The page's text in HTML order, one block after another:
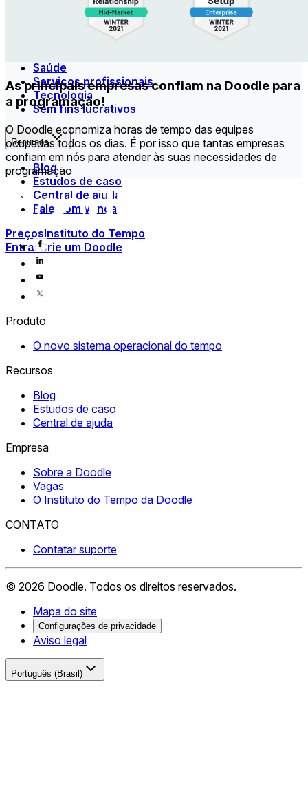
Saúde
Serviços profissionais
Tecnologia
Sem fins lucrativos
Recursos
Blog
Estudos de caso
Central de ajuda
Fale com vendas
PreçosInstituto do Tempo
EntrarCrie um Doodle
As principais empresas confiam na Doodle para
a programação!
O Doodle economiza horas de tempo das equipes
ocupadas todos os dias. É por isso que tantas empresas
confiam em nós para atender às suas necessidades de
programação
Produto
O novo sistema operacional do tempo
Recursos
Blog
Estudos de caso
Central de ajuda
Empresa
Sobre a Doodle
Vagas
O Instituto do Tempo da Doodle
CONTATO
Contatar suporte
© 2026 Doodle. Todos os direitos reservados.
Mapa do site
Configurações de privacidade
Aviso legal
Português (Brasil)